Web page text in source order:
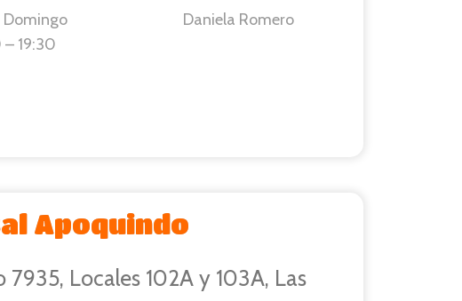
Domingo
19:30
Daniela Romero
Apoquindo
Locales 102A y 103A, Las